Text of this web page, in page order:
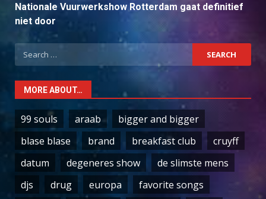
Nationale Vuurwerkshow Rotterdam gaat definitief
niet door
Search
for:
MORE ABOUT…
99 souls araab
bigger and bigger
blase blase
brand breakfast club
cruyff
datum
degeneres show
de slimste mens
djs
drug europa
favorite songs